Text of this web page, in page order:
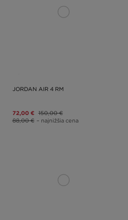
JORDAN AIR 4 RM
72,00 € 150,00 €
88,00 € – najnižšia cena